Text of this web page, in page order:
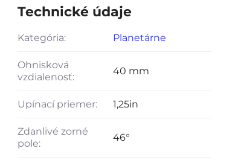
Technické údaje
Kategória: Planetárne
Ohnisková
vzdialenosť:
40 mm
Upínací priemer: 1,25in
Zdanlivé zorné
pole:
46°